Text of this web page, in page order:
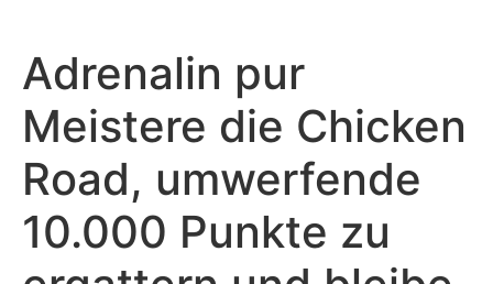
Adrenalin pur
Meistere die Chicken
Road, umwerfende
10.000 Punkte zu